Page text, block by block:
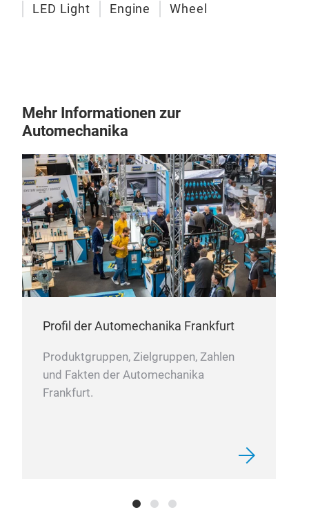
LED Light
Engine Wheel
Mehr Informationen zur
Automechanika
Profil der Automechanika Frankfurt
Produktgruppen, Zielgruppen, Zahlen
und Fakten der Automechanika
Frankfurt.